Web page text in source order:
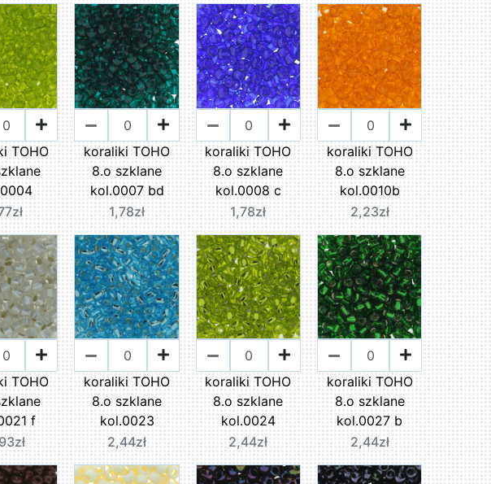
TOHO
koraliki TOHO
8.o szklane
kol.0007 bd
1,78zł
koraliki TOHO
8.o szklane
kol.0008 c
1,78zł
koraliki TOHO
8.o szklane
kol.0010b
2,23zł
TOHO
f
koraliki TOHO
8.o szklane
kol.0023
2,44zł
koraliki TOHO
8.o szklane
kol.0024
2,44zł
koraliki TOHO
8.o szklane
kol.0027 b
2,44zł